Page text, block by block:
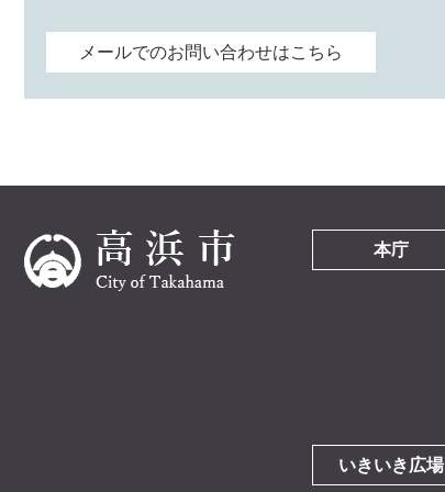
メールでのお問い合わせはこちら
本庁
いきいき広場